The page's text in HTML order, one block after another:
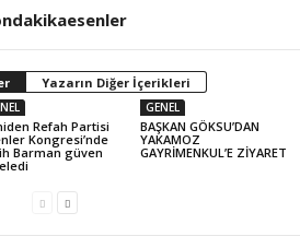
Yazarın Diğer İçerikleri
Refah Partisi
Kongresi’nde
Barman güven
GENEL
BAŞKAN GÖKSU’DAN
YAKAMOZ
GAYRİMENKUL’E ZİYARET